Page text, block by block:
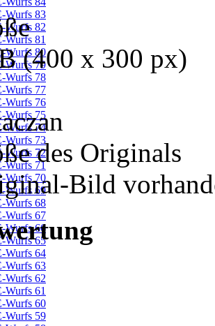
(400 x 300 px)
des Originals
Bild